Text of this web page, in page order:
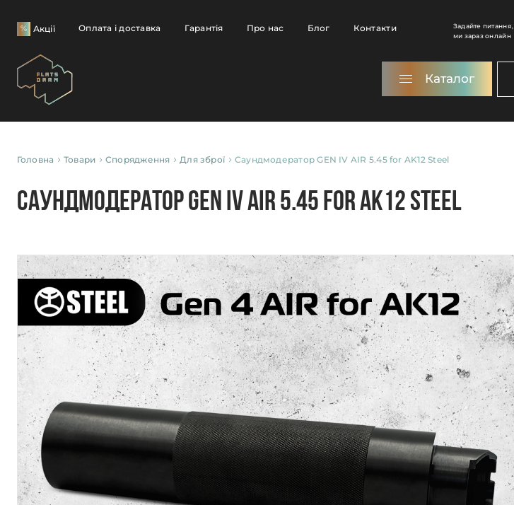
Акції Оплата і доставка Гарантія Про нас Блог Контакти
Задайте питання,
ми зараз онлайн
Каталог
Головна Товари Спорядження Для зброї Саундмодератор GEN IV AIR 5.45 for AK12 Steel
Саундмодератор GEN IV AIR 5.45 for AK12 Steel